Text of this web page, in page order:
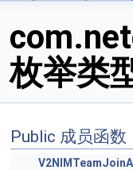
枚举类
Public 成员函数